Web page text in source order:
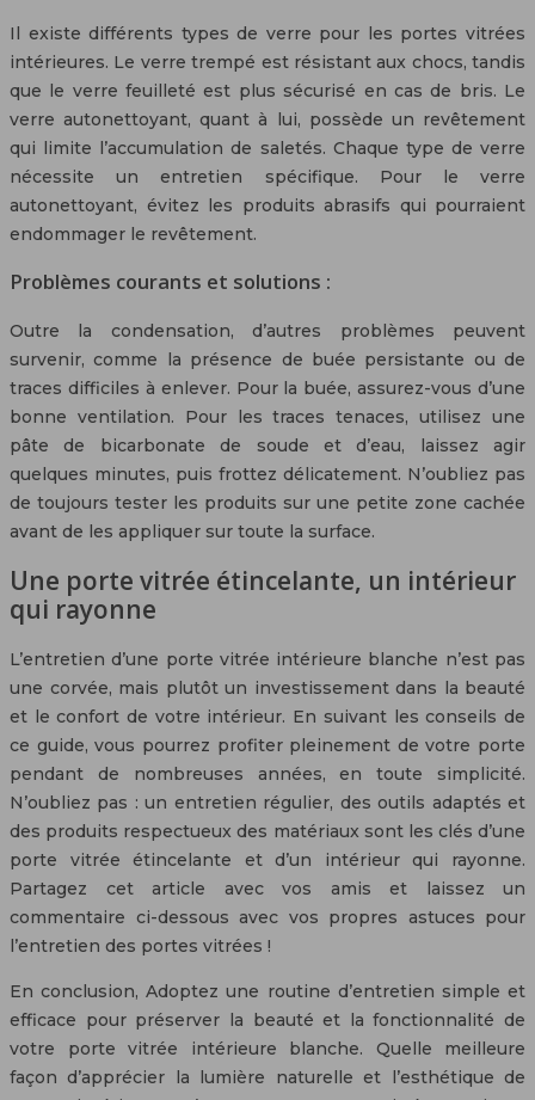
Il existe différents types de verre pour les portes vitrées
intérieures. Le verre trempé est résistant aux chocs, tandis
que le verre feuilleté est plus sécurisé en cas de bris. Le
verre autonettoyant, quant à lui, possède un revêtement
qui limite l’accumulation de saletés. Chaque type de verre
nécessite un entretien spécifique. Pour le verre
autonettoyant, évitez les produits abrasifs qui pourraient
endommager le revêtement.
Problèmes courants et solutions :
Outre la condensation, d’autres problèmes peuvent
survenir, comme la présence de buée persistante ou de
traces difficiles à enlever. Pour la buée, assurez-vous d’une
bonne ventilation. Pour les traces tenaces, utilisez une
pâte de bicarbonate de soude et d’eau, laissez agir
quelques minutes, puis frottez délicatement. N’oubliez pas
de toujours tester les produits sur une petite zone cachée
avant de les appliquer sur toute la surface.
Une porte vitrée étincelante, un intérieur
qui rayonne
L’entretien d’une porte vitrée intérieure blanche n’est pas
une corvée, mais plutôt un investissement dans la beauté
et le confort de votre intérieur. En suivant les conseils de
ce guide, vous pourrez profiter pleinement de votre porte
pendant de nombreuses années, en toute simplicité.
N’oubliez pas : un entretien régulier, des outils adaptés et
des produits respectueux des matériaux sont les clés d’une
porte vitrée étincelante et d’un intérieur qui rayonne.
Partagez cet article avec vos amis et laissez un
commentaire ci-dessous avec vos propres astuces pour
l’entretien des portes vitrées !
En conclusion, Adoptez une routine d’entretien simple et
efficace pour préserver la beauté et la fonctionnalité de
votre porte vitrée intérieure blanche. Quelle meilleure
façon d’apprécier la lumière naturelle et l’esthétique de